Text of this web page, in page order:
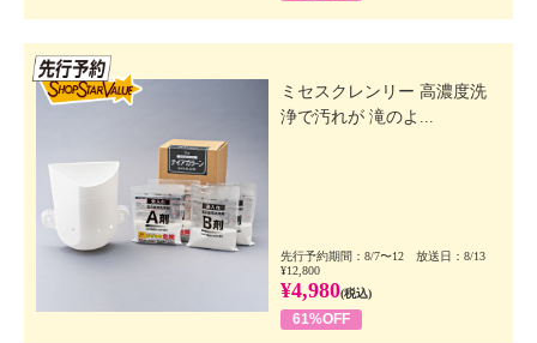
ミセスクレンリー 高濃度洗
浄で汚れが 滝のよ...
先行予約期間：8/7〜12 放送日：8/13
¥12,800
¥4,980(税込)
61%OFF